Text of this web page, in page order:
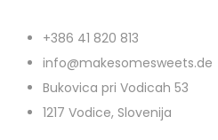
+386 41 820 813
info@makesomesweets.de
Bukovica pri Vodicah 53
1217 Vodice, Slovenija